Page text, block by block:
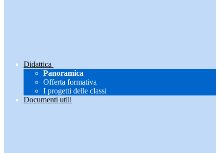
Didattica
Panoramica
Offerta formativa
I progetti delle classi
Documenti utili